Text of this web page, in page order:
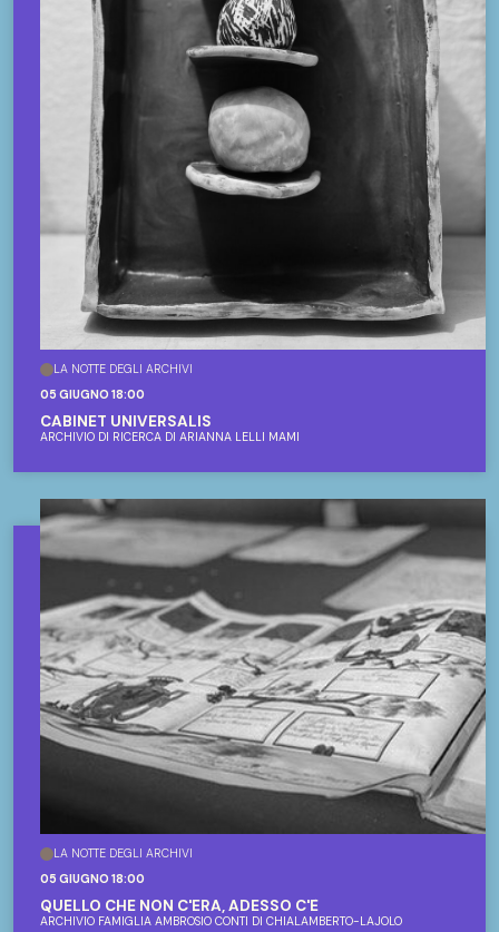
LA NOTTE DEGLI ARCHIVI
05 GIUGNO 18:00
CABINET UNIVERSALIS
ARCHIVIO DI RICERCA DI ARIANNA LELLI MAMI
LA NOTTE DEGLI ARCHIVI
05 GIUGNO 18:00
QUELLO CHE NON C'ERA, ADESSO C'È
ARCHIVIO FAMIGLIA AMBROSIO CONTI DI CHIALAMBERTO-LAJOLO